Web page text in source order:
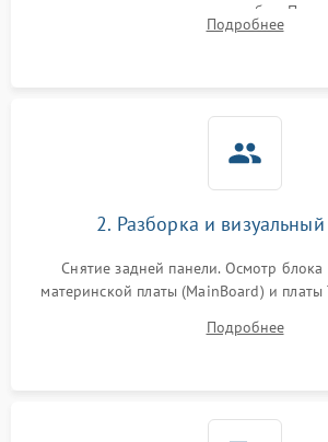
подсветки и индикаторов ошибок.
источников сигнала для выявления
Подробнее
2. Разборка и
Снятие задней панели. Осмотр блока
материнской платы (MainBoard) и платы
Проверка надежности фиксации и
Подробнее